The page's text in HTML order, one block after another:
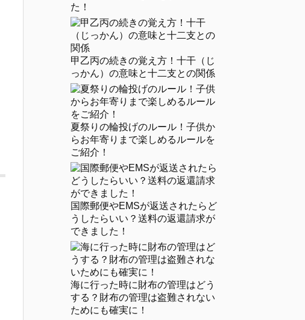
た！
甲乙丙の続きの覚え方！十干（じ
っかん）の意味と十二支との関係
夏祭りの輪投げのルール！子供か
らお年寄りまで楽しめるルールを
ご紹介！
国際郵便やEMSが返送されたらど
うしたらいい？送料の返還請求が
できました！
海に行った時に財布の管理はどう
する？財布の管理は盗難されない
ためにも確実に！